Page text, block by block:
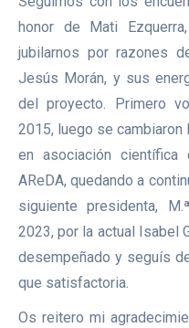
honor de Mati
jubilarnos por razones
Jesús Morán, y sus
del proyecto. Primero
2015, luego se
en asociación científica
AReDA, quedando a
siguiente presidenta,
2023, por la actual Isabel
desempeñado y seguís
que satisfactoria.
Os reitero mi